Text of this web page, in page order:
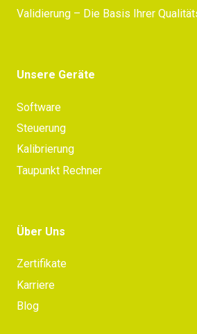
Validierung – Die Basis Ihrer
Unsere Geräte
Software
Steuerung
Kalibrierung
Taupunkt Rechner
Über Uns
Zertifikate
Karriere
Blog